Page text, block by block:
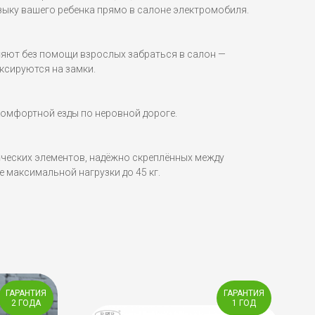
вашего ребенка прямо в салоне электромобиля.
без помощи взрослых забраться в салон —
на замки.
езды по неровной дороге.
элементов, надёжно скреплённых между
нагрузки до 45 кг.
ГАРАНТИЯ
2 ГОДА
ГАРАНТИЯ
1 ГОД